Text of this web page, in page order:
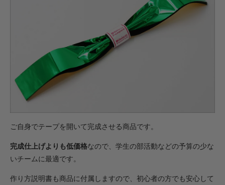
ご自身でテープを開いて完成させる商品です。
完成仕上げよりも低価格なので、学生の部活動などの予算の少な
いチームに最適です。
作り方説明書も商品に付属しますので、初心者の方でも安心して